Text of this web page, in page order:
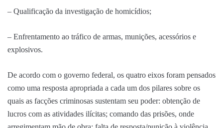
– Qualificação da investigação de homicídios;
– Enfrentamento ao tráfico de armas, munições, acessórios e
explosivos.
De acordo com o governo federal, os quatro eixos foram pensados
como uma resposta apropriada a cada um dos pilares sobre os
quais as facções criminosas sustentam seu poder: obtenção de
lucros com as atividades ilícitas; comando das prisões, onde